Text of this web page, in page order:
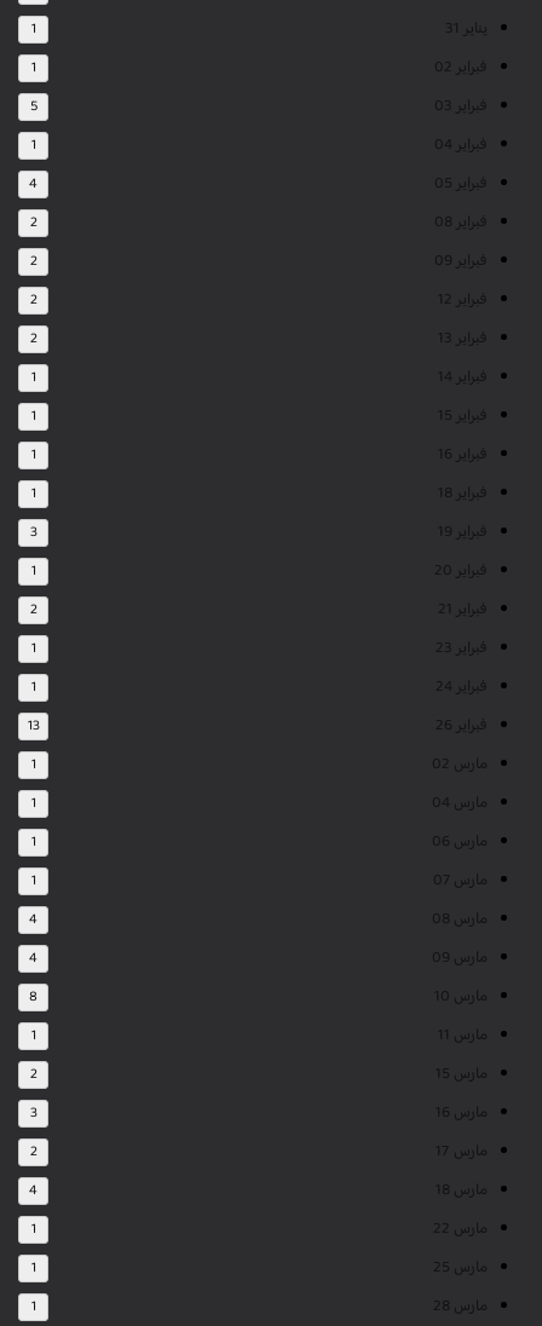
يناير 31 1
فبراير 02 1
فبراير 03 5
فبراير 04 1
فبراير 05 4
فبراير 08 2
فبراير 09 2
فبراير 12 2
فبراير 13 2
فبراير 14 1
فبراير 15 1
فبراير 16 1
فبراير 18 1
فبراير 19 3
فبراير 20 1
فبراير 21 2
فبراير 23 1
فبراير 24 1
فبراير 26 13
مارس 02 1
مارس 04 1
مارس 06 1
مارس 07 1
مارس 08 4
مارس 09 4
مارس 10 8
مارس 11 1
مارس 15 2
مارس 16 3
مارس 17 2
مارس 18 4
مارس 22 1
مارس 25 1
مارس 28 1